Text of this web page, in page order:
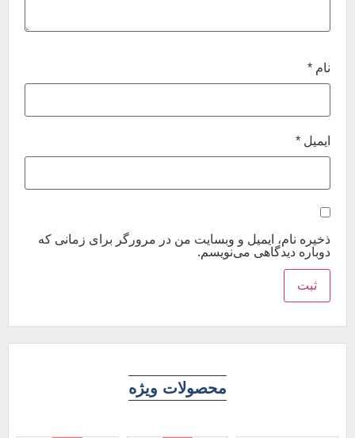
نام*
ایمیل *
ذخیره نام، ایمیل و وبسایت من در مرورگر برای زمانی که
دوباره دیدگاهی می‌نویسم.
محصولات ویژه